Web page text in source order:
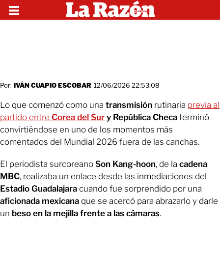
Por: IVÁN CUAPIO ESCOBAR 12/06/2026 22:53:08
Lo que comenzó como una transmisión rutinaria previa al
partido entre Corea del Sur y República Checa terminó
convirtiéndose en uno de los momentos más
comentados del Mundial 2026 fuera de las canchas.
El periodista surcoreano Son Kang-hoon, de la cadena
MBC, realizaba un enlace desde las inmediaciones del
Estadio Guadalajara cuando fue sorprendido por una
aficionada mexicana que se acercó para abrazarlo y darle
un beso en la mejilla frente a las cámaras.